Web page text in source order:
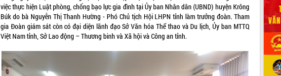
việc thực hiện Luật phòng, chống bạo lực gia đình tại Ủy ban Nhân dân (UBND) huyện Krông
Búk do bà Nguyễn Thị Thanh Hường - Phó Chủ tịch Hội LHPN tỉnh làm trưởng đoàn. Tham
gia Đoàn giám sát còn có đại diện lãnh đạo Sở Văn hóa Thể thao và Du lịch, Ủy ban MTTQ
Việt Nam tỉnh, Sở Lao động – Thương binh và Xã hội và Công an tỉnh.